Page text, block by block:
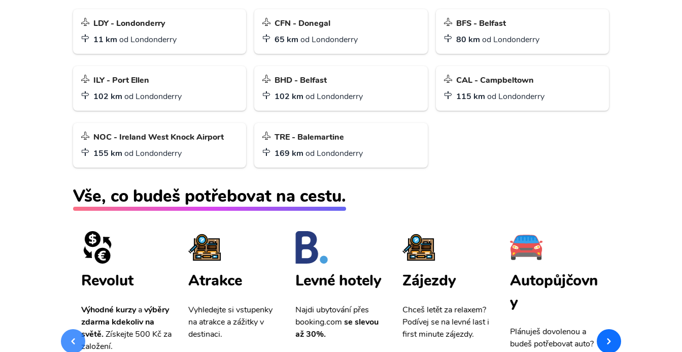
LDY - Londonderry
11 km od Londonderry
CFN - Donegal
65 km od Londonderry
BFS - Belfast
80 km od Londonderry
ILY - Port Ellen
102 km od Londonderry
BHD - Belfast
102 km od Londonderry
CAL - Campbeltown
115 km od Londonderry
NOC - Ireland West Knock Airport
155 km od Londonderry
TRE - Balemartine
169 km od Londonderry
Vše, co budeš potřebovat na cestu.
Revolut
Výhodné kurzyavýběry
zdarma kdekoliv na
světě.Získejte 500 Kč za
založení.
Atrakce
Vyhledejte si vstupenky
na atrakce a zážitky v
destinaci.
Levné hotely
Najdi ubytování přes
booking.comse slevou
až 30%.
Zájezdy
Chceš letět za relaxem?
Podívej se na levné last i
first minute zájezdy.
Autopůjčovn
y
Plánuješ dovolenou a
budeš potřebovat auto?
pojištění a
storno.